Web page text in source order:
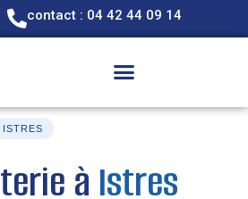
contact : 04 42 44 09 14
ISTRES
à Istres